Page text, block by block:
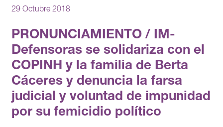
29 Octubre 2018
PRONUNCIAMIENTO / IM-
Defensoras se solidariza con el
COPINH y la familia de Berta
Cáceres y denuncia la farsa
judicial y voluntad de impunidad
por su femicidio político